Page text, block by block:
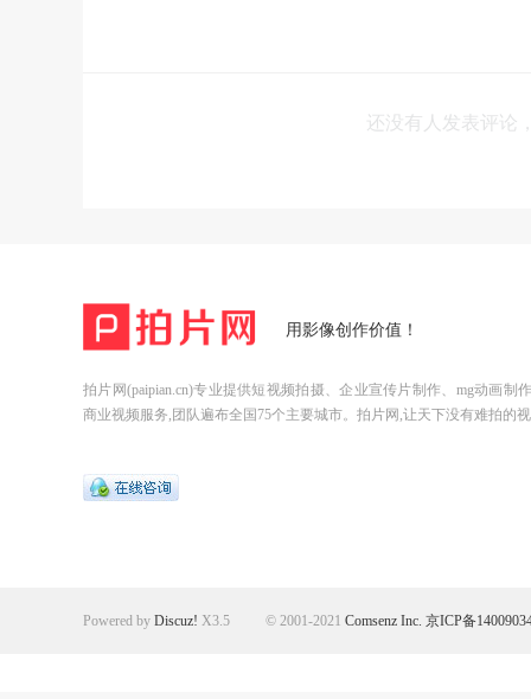
还没有人发表评论
用影像创作价值！
拍片网(paipian.cn)专业提供短视频拍摄、企业宣传片制作、mg动画制
商业视频服务,团队遍布全国75个主要城市。拍片网,让天下没有难拍的
Powered by Discuz! X3.5 © 2001-2021 Comsenz Inc. 京ICP备